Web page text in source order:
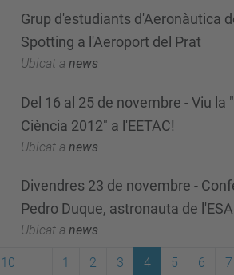
Grup d'estudiants d'Aeronàutica
Spotting a l'Aeroport del Prat
Ubicat a news
Del 16 al 25 de novembre - Viu la
Ciència 2012" a l'EETAC!
Ubicat a news
Divendres 23 de novembre -
Pedro Duque, astronauta de l'ESA
Ubicat a news
10
1 2 3 4 5 6 7